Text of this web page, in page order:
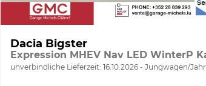
Dacia Bigster
Expression MHEV Nav LED WinterP
unverbindliche Lieferzeit: 16.10.2026 Jungwagen/